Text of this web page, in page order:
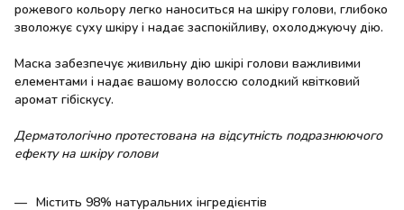
рожевого кольору легко наноситься на шкіру голови, глибоко
зволожує суху шкіру і надає заспокійливу, охолоджуючу дію.
Маска забезпечує живильну дію шкірі голови важливими
елементами і надає вашому волоссю солодкий квітковий
аромат гібіскусу.
Дерматологічно протестована на відсутність подразнюючого
ефекту на шкіру голови
Містить 98% натуральних інгредієнтів